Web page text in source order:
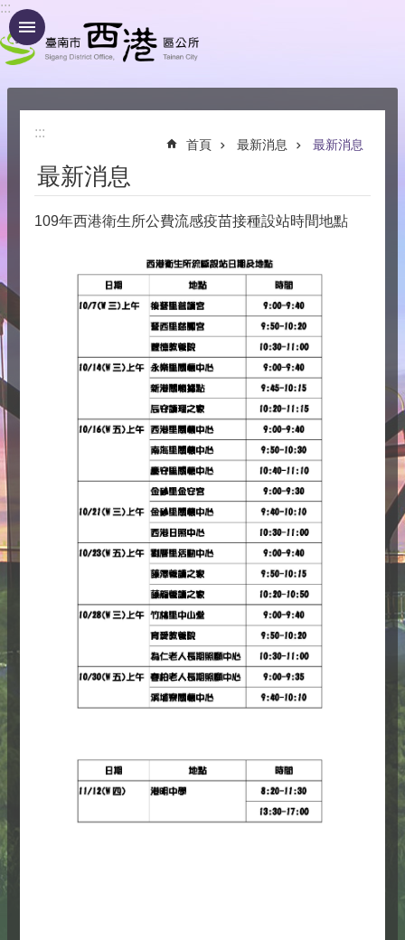
跳到主要內容區塊
:::
:::
首頁 最新消息 最新消息
最新消息
109年西港衛生所公費流感疫苗接種設站時間地點